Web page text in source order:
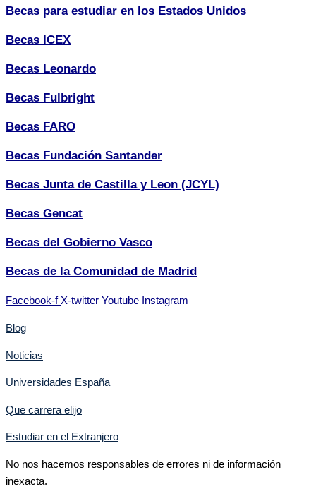
Becas para estudiar en los Estados Unidos
Becas ICEX
Becas Leonardo
Becas Fulbright
Becas FARO
Becas Fundación Santander
Becas Junta de Castilla y Leon (JCYL)
Becas Gencat
Becas del Gobierno Vasco
Becas de la Comunidad de Madrid
Facebook-f X-twitter Youtube Instagram
Blog
Noticias
Universidades España
Que carrera elijo
Estudiar en el Extranjero
No nos hacemos responsables de errores ni de información
inexacta.